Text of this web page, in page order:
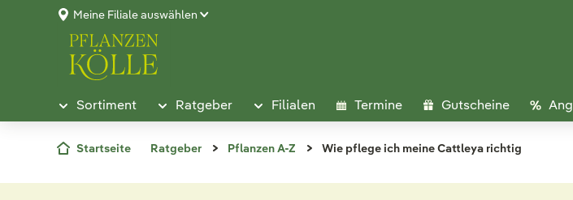
Meine Filiale auswählen
Sortiment Ratgeber Filialen Termine Gutscheine
Startseite Ratgeber Pflanzen A-Z Wie pflege ich meine Cattleya richtig